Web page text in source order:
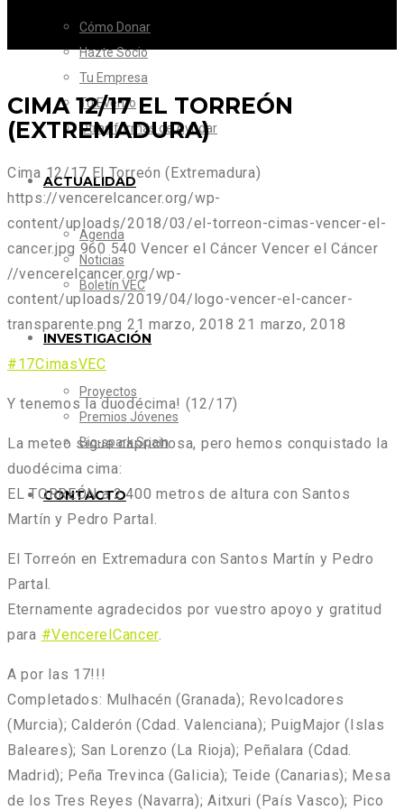
Cómo Donar
Hazte Socio
Tu Empresa
Tu Evento
Otras formas de Ayudar
ACTUALIDAD
Agenda
Noticias
Boletín VEC
INVESTIGACIÓN
Proyectos
Premios Jóvenes
Bio-spark Spain
CONTACTO
CIMA 12/17 EL TORREÓN
(EXTREMADURA)
Cima 12/17 El Torreón (Extremadura)
https://vencerelcancer.org/wp-
content/uploads/2018/03/el-torreon-cimas-vencer-el-
cancer.jpg 960 540 Vencer el Cáncer Vencer el Cáncer
//vencerelcancer.org/wp-
content/uploads/2019/04/logo-vencer-el-cancer-
transparente.png 21 marzo, 2018 21 marzo, 2018
#17CimasVEC
Y tenemos la duodécima! (12/17)
La meteo sigue caprichosa, pero hemos conquistado la
duodécima cima:
EL TORREÓN a 2.400 metros de altura con Santos
Martín y Pedro Partal.
El Torreón en Extremadura conSantos Martín y Pedro
Partal.
Eternamente agradecidos por vuestro apoyo y gratitud
para #VencerelCancer.
A por las 17!!!
Completados: Mulhacén (Granada); Revolcadores
(Murcia); Calderón (Cdad. Valenciana); PuigMajor (Islas
Baleares); San Lorenzo (La Rioja); Peñalara (Cdad.
Madrid); Peña Trevinca (Galicia); Teide (Canarias); Mesa
de los Tres Reyes (Navarra); Aitxuri (País Vasco); Pico